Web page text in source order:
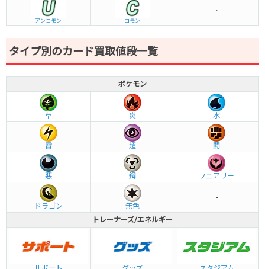
アンコモン コモン
-
タイプ別のカード買取値段一覧
ポケモン
草 炎 水
雷 超 闘
悪 鋼 フェアリー
ドラゴン 無色
-
トレーナーズ/エネルギー